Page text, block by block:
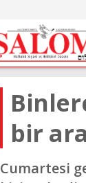
bir
Cumartesi